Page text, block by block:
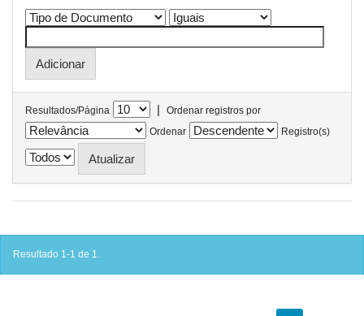
Resultados/Página |
Ordenar registros por
Ordenar
Registro(s)
Resultado 1-1 de 1.